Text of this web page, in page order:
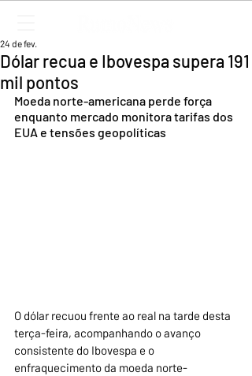
Dólar recua e Ibovespa supera 191
mil pontos
24 de fev.
Moeda norte-americana perde força
enquanto mercado monitora tarifas dos
EUA e tensões geopolíticas
O dólar recuou frente ao real na tarde desta
terça-feira, acompanhando o avanço
consistente do Ibovespa e o
enfraquecimento da moeda norte-